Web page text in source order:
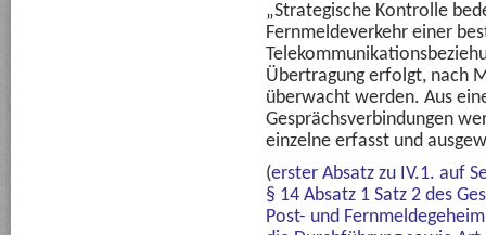
„Strategische Kontrolle
Fernmeldeverkehr einer
Übertragung erfolgt, nach
überwacht werden. Aus
Gesprächsverbindungen
einzelne erfasst und
(erster Absatz zu IV.1. auf
§ 14 Absatz 1 Satz 2 des
Post- und